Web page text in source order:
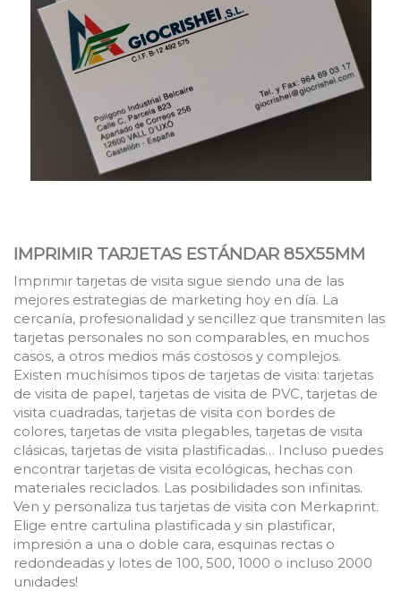
IMPRIMIR TARJETAS ESTÁNDAR 85X55MM
Imprimir tarjetas de visita sigue siendo una de las
mejores estrategias de marketing hoy en día. La
cercanía, profesionalidad y sencillez que transmiten las
tarjetas personales no son comparables, en muchos
casos, a otros medios más costosos y complejos.
Existen muchísimos tipos de tarjetas de visita: tarjetas
de visita de papel, tarjetas de visita de PVC, tarjetas de
visita cuadradas, tarjetas de visita con bordes de
colores, tarjetas de visita plegables, tarjetas de visita
clásicas, tarjetas de visita plastificadas… Incluso puedes
encontrar tarjetas de visita ecológicas, hechas con
materiales reciclados. Las posibilidades son infinitas.
Ven y personaliza tus tarjetas de visita con Merkaprint.
Elige entre cartulina plastificada y sin plastificar,
impresión a una o doble cara, esquinas rectas o
redondeadas y lotes de 100, 500, 1000 o incluso 2000
unidades!